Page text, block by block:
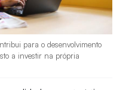
para o desenvolvimento
a investir na própria